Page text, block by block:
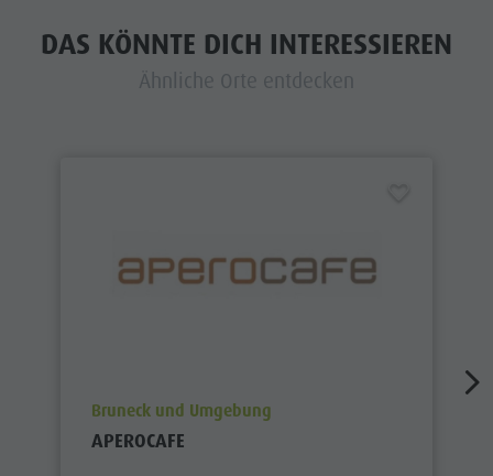
DAS KÖNNTE DICH INTERESSIEREN
Ähnliche Orte entdecken
aria.poi_location_prefix
Bruneck und Umgebung
APEROCAFE